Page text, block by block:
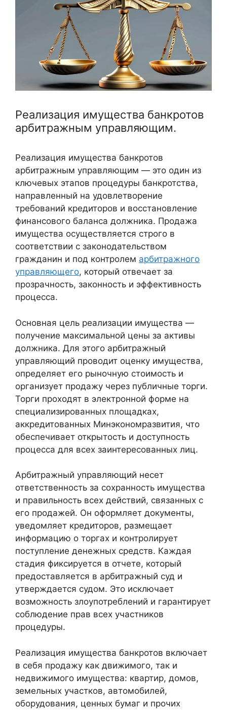
Реализация имущества банкротов
арбитражным управляющим.
Реализация имущества банкротов
арбитражным управляющим — это один из
ключевых этапов процедуры банкротства,
направленный на удовлетворение
требований кредиторов и восстановление
финансового баланса должника. Продажа
имущества осуществляется строго в
соответствии с законодательством
гражданин и под контролем арбитражного
управляющего, который отвечает за
прозрачность, законность и эффективность
процесса.
Основная цель реализации имущества —
получение максимальной цены за активы
должника. Для этого арбитражный
управляющий проводит оценку имущества,
определяет его рыночную стоимость и
организует продажу через публичные торги.
Торги проходят в электронной форме на
специализированных площадках,
аккредитованных Минэкономразвития, что
обеспечивает открытость и доступность
процесса для всех заинтересованных лиц.
Арбитражный управляющий несет
ответственность за сохранность имущества
и правильность всех действий, связанных с
его продажей. Он оформляет документы,
уведомляет кредиторов, размещает
информацию о торгах и контролирует
поступление денежных средств. Каждая
стадия фиксируется в отчете, который
предоставляется в арбитражный суд и
утверждается судом. Это исключает
возможность злоупотреблений и гарантирует
соблюдение прав всех участников
процедуры.
Реализация имущества банкротов включает
в себя продажу как движимого, так и
недвижимого имущества: квартир, домов,
земельных участков, автомобилей,
оборудования, ценных бумаг и прочих